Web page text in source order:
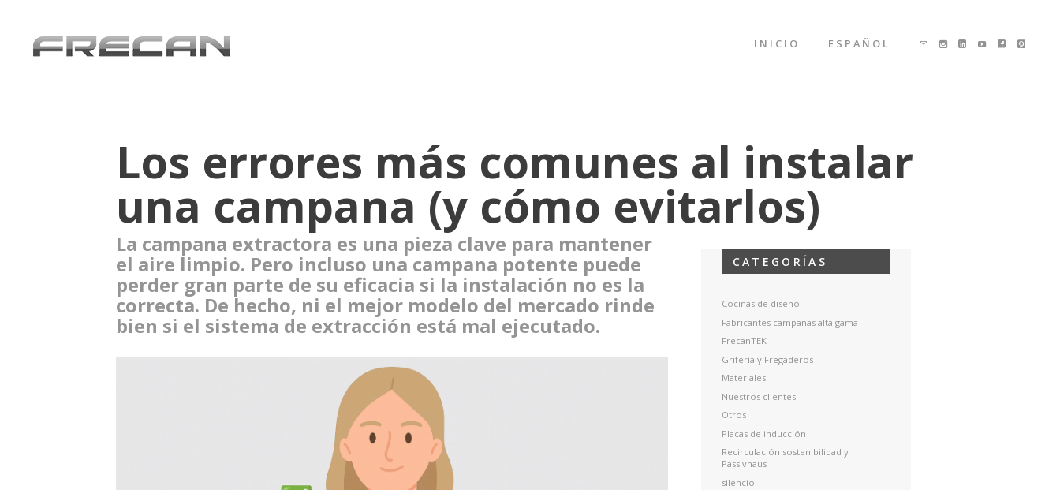
INICIO ESPAÑOL
Los errores más comunes al instalar
una campana (y cómo evitarlos)
La campana extractora es una pieza clave para mantener
el aire limpio. Pero incluso una campana potente puede
perder gran parte de su eficacia si la instalación no es la
correcta. De hecho, ni el mejor modelo del mercado rinde
bien si el sistema de extracción está mal ejecutado.
CATEGORÍAS
Cocinas de diseño
Fabricantes campanas alta gama
FrecanTEK
Grifería y Fregaderos
Materiales
Nuestros clientes
Otros
Placas de inducción
Recirculación sostenibilidad y
Passivhaus
silencio